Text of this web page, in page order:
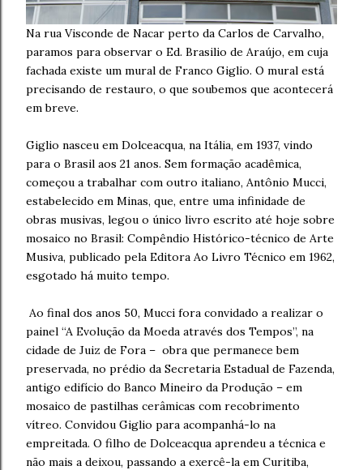
Na rua Visconde de Nacar perto da Carlos de Carvalho,
paramos para observar o Ed. Brasilio de Araújo, em cuja
fachada existe um mural de Franco Giglio. O mural está
precisando de restauro, o que soubemos que acontecerá
em breve.
Giglio nasceu em Dolceacqua, na Itália, em 1937, vindo
para o Brasil aos 21 anos. Sem formação acadêmica,
começou a trabalhar com outro italiano, Antônio Mucci,
estabelecido em Minas, que, entre uma infinidade de
obras musivas, legou o único livro escrito até hoje sobre
mosaico no Brasil: Compêndio Histórico-técnico de Arte
Musiva, publicado pela Editora Ao Livro Técnico em 1962,
esgotado há muito tempo.
Ao final dos anos 50, Mucci fora convidado a realizar o
painel “A Evolução da Moeda através dos Tempos”, na
cidade de Juiz de Fora – obra que permanece bem
preservada, no prédio da Secretaria Estadual de Fazenda,
antigo edifício do Banco Mineiro da Produção – em
mosaico de pastilhas cerâmicas com recobrimento
vítreo. Convidou Giglio para acompanhá-lo na
empreitada. O filho de Dolceacqua aprendeu a técnica e
não mais a deixou, passando a exercê-la em Curitiba,